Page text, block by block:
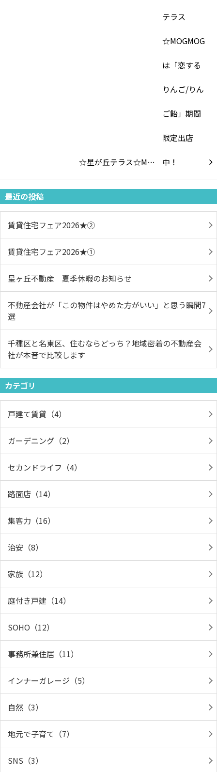
☆星が丘テラス☆M…
最近の投稿
賃貸住宅フェア2026★➁
賃貸住宅フェア2026★①
星ヶ丘不動産 夏季休暇のお知らせ
不動産会社が「この物件はやめた方がいい」と思う瞬間7
選
千種区と名東区、住むならどっち？地域密着の不動産会
社が本音で比較します
カテゴリ
戸建て賃貸（4）
ガーデニング（2）
セカンドライフ（4）
路面店（14）
集客力（16）
治安（8）
家族（12）
庭付き戸建（14）
SOHO（12）
事務所兼住居（11）
インナーガレージ（5）
自然（3）
地元で子育て（7）
SNS（3）